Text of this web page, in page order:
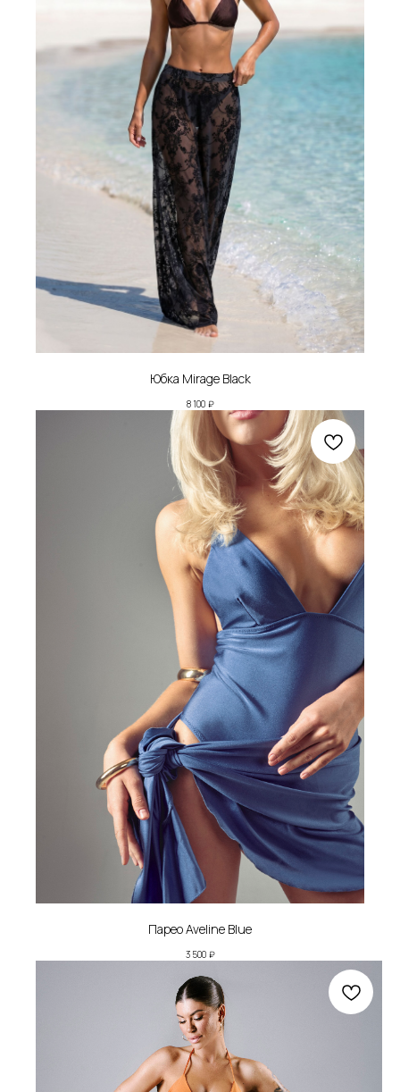
Юбка Mirage Black
8 100 ₽
Парео Aveline Blue
3 500 ₽